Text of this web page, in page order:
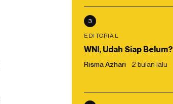
3
EDITORIAL
WNI, Udah Siap Belum?
Risma Azhari 2 bulan lalu